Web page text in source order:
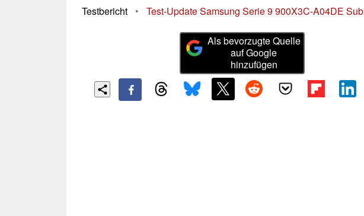
Testbericht
• Test-Update Samsung Serie 9 900X3C-A04DE
Als bevorzugte Quelle
auf Google
hinzufügen